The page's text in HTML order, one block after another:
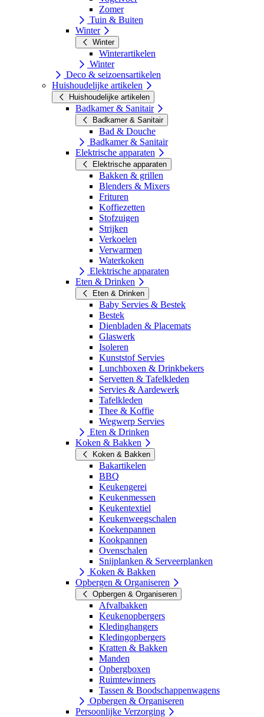
Zomer
Tuin & Buiten
Winter
Winter
Winterartikelen
Winter
Deco & seizoensartikelen
Huishoudelijke artikelen
Huishoudelijke artikelen
Badkamer & Sanitair
Badkamer & Sanitair
Bad & Douche
Badkamer & Sanitair
Elektrische apparaten
Elektrische apparaten
Bakken & grillen
Blenders & Mixers
Frituren
Koffiezetten
Stofzuigen
Strijken
Verkoelen
Verwarmen
Waterkoken
Elektrische apparaten
Eten & Drinken
Eten & Drinken
Baby Servies & Bestek
Bestek
Dienbladen & Placemats
Glaswerk
Isoleren
Kunststof Servies
Lunchboxen & Drinkbekers
Servetten & Tafelkleden
Servies & Aardewerk
Tafelkleden
Thee & Koffie
Wegwerp Servies
Eten & Drinken
Koken & Bakken
Koken & Bakken
Bakartikelen
BBQ
Keukengerei
Keukenmessen
Keukentextiel
Keukenweegschalen
Koekenpannen
Kookpannen
Ovenschalen
Snijplanken & Serveerplanken
Koken & Bakken
Opbergen & Organiseren
Opbergen & Organiseren
Afvalbakken
Keukenopbergers
Kledinghangers
Kledingopbergers
Kratten & Bakken
Manden
Opbergboxen
Ruimtewinners
Tassen & Boodschappenwagens
Opbergen & Organiseren
Persoonlijke Verzorging